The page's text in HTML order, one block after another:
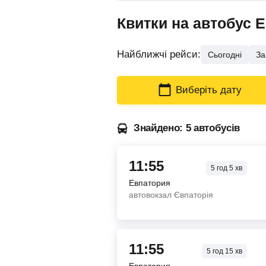
Квитки на автобус
Найближчі рейси: Сьогодні
Виберіть дату
Знайдено: 5 автобусів
11:55 5 год5 хв
Евпатория
автовокзал Євпаторія
11:55 5 год15 хв